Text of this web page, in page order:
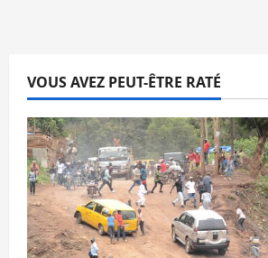
VOUS AVEZ PEUT-ÊTRE RATÉ